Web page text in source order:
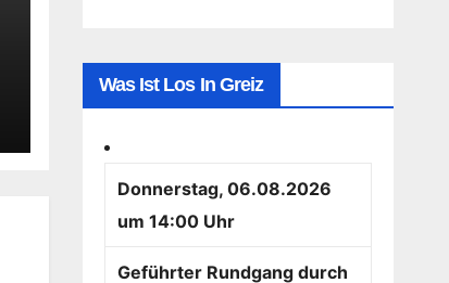
Was Ist Los In Greiz
Donnerstag, 06.08.2026
um 14:00 Uhr
Geführter Rundgang durch